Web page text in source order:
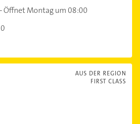
Öffnet Montag um 08:00
AUS DER REGION
FIRST CLASS